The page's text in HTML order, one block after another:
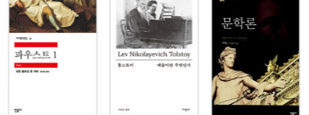
리아에서 돌아온 후 별 성과 없이 여러 해를 지내던 괴테는 10년 연하
의 실러와 아름다운 우정 관계를 맺는다. 1828년 카를 아우구스트 대
공의 사망과 2년 뒤 아들의 죽음으로 최대 시련을 맞은 괴테는 미완
성 작품에 매달림으로써 그 시련을 극복하려고 한다. 〈파우스트〉는 그
때까지 인간 정신이 이룩한 모든 것과 예언적으로 이후에 창조될 많
은 것을 담고 있는 방대한 스케일, 다양한 운율, 풍부한 상징 등으로
문』 『사랑할 때와 죽을 때』 등이 있다.